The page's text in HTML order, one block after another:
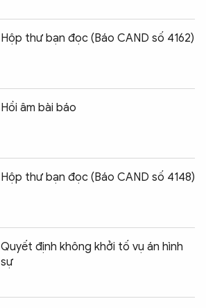
Hộp thư bạn đọc (Báo CAND số 4162)
Hồi âm bài báo
Hộp thư bạn đọc (Báo CAND số 4148)
Quyết định không khởi tố vụ án hình
sự